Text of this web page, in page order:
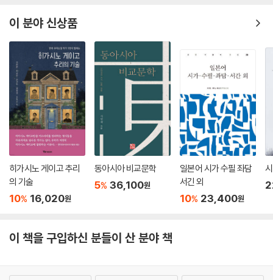
이 분야 신상품
히가시노 게이고 추리
의 기술
10% 16,020원
동아시아 비교문학
5% 36,100원
일본어 시가 수필 좌담
서긴 외
10% 23,400원
이 책을 구입하신 분들이 산 분야 책